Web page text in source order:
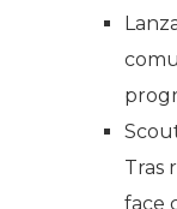
Tras
face